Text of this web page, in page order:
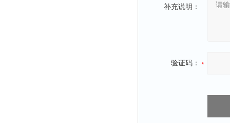
补充说明：
验证码：